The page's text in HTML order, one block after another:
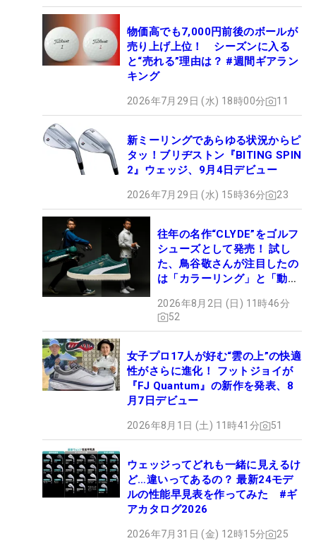
物価高でも7,000円前後のボールが
売り上げ上位！ シーズンに入る
と“売れる”理由は？ #週間ギアラン
キング
2026年7月29日 (水) 18時00分 11
新ミーリングであらゆる状況からピ
タッ！ブリヂストン『BITING SPIN
2』ウェッジ、9月4日デビュー
2026年7月29日 (水) 15時36分 23
往年の名作“CLYDE”をゴルフ
シューズとして発売！ 試し
た、鳥谷敬さんが注目したの
は「カラーリング」と「動き
2026年8月2日 (日) 11時46分
52
女子プロ17人が好む“雲の上”の快適
性がさらに進化！ フットジョイが
『FJ Quantum』の新作を発表、8
月7日デビュー
2026年8月1日 (土) 11時41分 51
ウェッジってどれも一緒に見えるけ
ど…違いってあるの？ 最新24モデ
ルの性能早見表を作ってみた #ギ
アカタログ2026
2026年7月31日 (金) 12時15分 25